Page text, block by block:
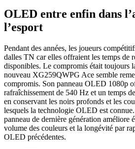
OLED entre enfin dans
l’esport
Pendant des années, les joueurs
dalles TN car elles offraient les temps de
disponibles. Le compromis était toujours
nouveau XG259QWPG Ace semble
compromis. Son panneau OLED 1080p
rafraîchissement de 540 Hz et un temps
en conservant les noirs profonds et les
lesquels la technologie OLED est
panneau de dernière génération améliore
volume des couleurs et la longévité par
OLED précédentes.